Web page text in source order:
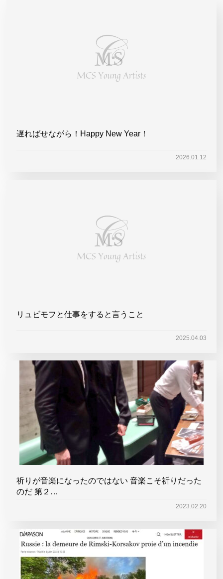
遅ればせながら！Happy New Year！
2026.01.12
リュビモフと仕事をすると言うこと
2025.04.03
祈りが音楽になったのではない 音楽こそ祈りだった
のだ 第２…
2023.02.20